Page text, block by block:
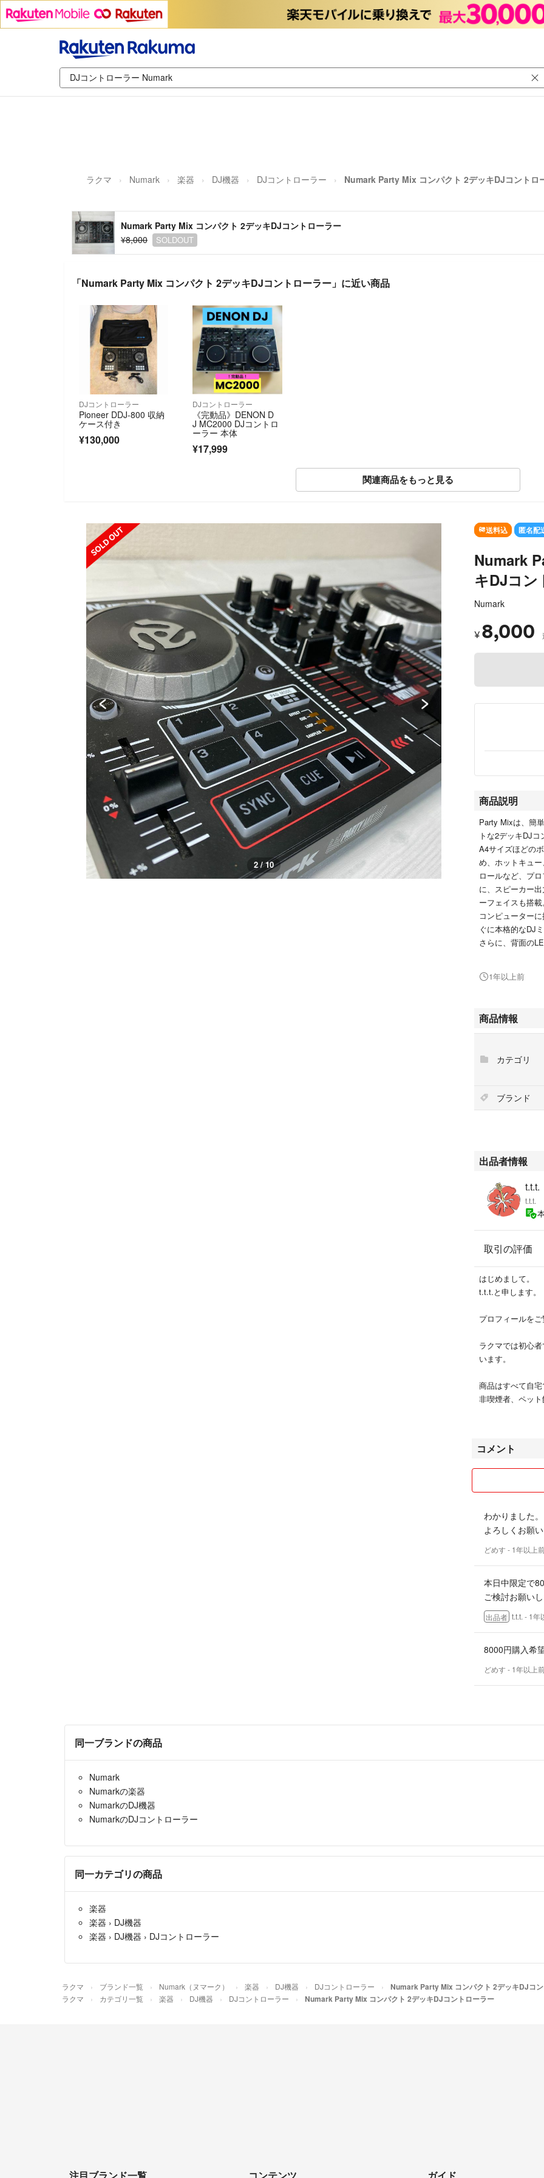
ラクマ Numark 楽器 DJ機器 DJコントローラー Numark Party Mix コンパクト 2デッキDJコントロ
Numark Party Mix コンパクト 2デッキDJコントローラー
¥8,000
SOLDOUT
「Numark Party Mix コンパクト 2デッキDJコントローラー」に近い商品
DJコントローラー
Pioneer DDJ-800 収納
ケース付き
¥130,000
DJコントローラー
《完動品》DENON D
J MC2000 DJコントロ
ーラー 本体
¥17,999
関連商品をもっと見る
3 / 10
送料込 匿名配
Numark
キDJコン
Numark
¥ 8,000
商品説明
Party Mixは、簡
トな2デッキDJコ
A4サイズほどの
め、ホットキュ
ロールなど、プ
に、スピーカー
ーフェイスも搭
コンピューター
ぐに本格的なDJ
さらに、背面の
イルミネーショ
Party Mixは、こ
【仕様】
出力端子：RCA
電源：USBバスパ
サイズ：約325
システム要件：
いつかまた使用
生まれてタイミ
箱に保管してい
日本語の説明書
で、自分で調べ
1年以上前
商品情報
カテゴリ
ブランド
出品者情報
t.t.t.
t.t.t.
取引の評価
はじめまして。
t.t.t.と申します。
プロフィールをご
ラクマでは初心
います。
商品はすべて自宅
非喫煙者、ペット
不慣れな点もある
たらと思ってい
何かあれば、お
日中は別の仕事
るだけ早い返信を
また、発送まで
よろしくお願い
コメント
わかりました。
よろしくお願
どめす - 1年以上
本日中限定で
ご検討お願いし
出品者 t.t.t.- 1年
8000円購入希
どめす - 1年以上
同一ブランドの商品
Numark
Numarkの楽器
NumarkのDJ機器
NumarkのDJコントローラー
同一カテゴリの商品
楽器
楽器 › DJ機器
楽器 › DJ機器 › DJコントローラー
ラクマ ブランド一覧 Numark（ヌマーク） 楽器 DJ機器 DJコントローラー Numark Party Mix コンパクト 2デッキDJコ
ラクマ カテゴリ一覧 楽器 DJ機器 DJコントローラー Numark Party Mix コンパクト 2デッキDJコントローラー